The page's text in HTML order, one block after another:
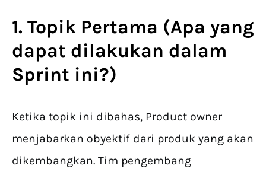
1. Topik Pertama (Apa yang
dapat dilakukan dalam
Sprint ini?)
Ketika topik ini dibahas, Product owner
menjabarkan obyektif dari produk yang akan
dikembangkan. Tim pengembang